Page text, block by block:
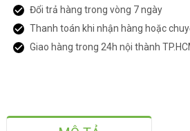
Đổi trả hàng trong vòng 7 ngày
Thanh toán khi nhận hàng hoặc
Giao hàng trong 24h nội thành